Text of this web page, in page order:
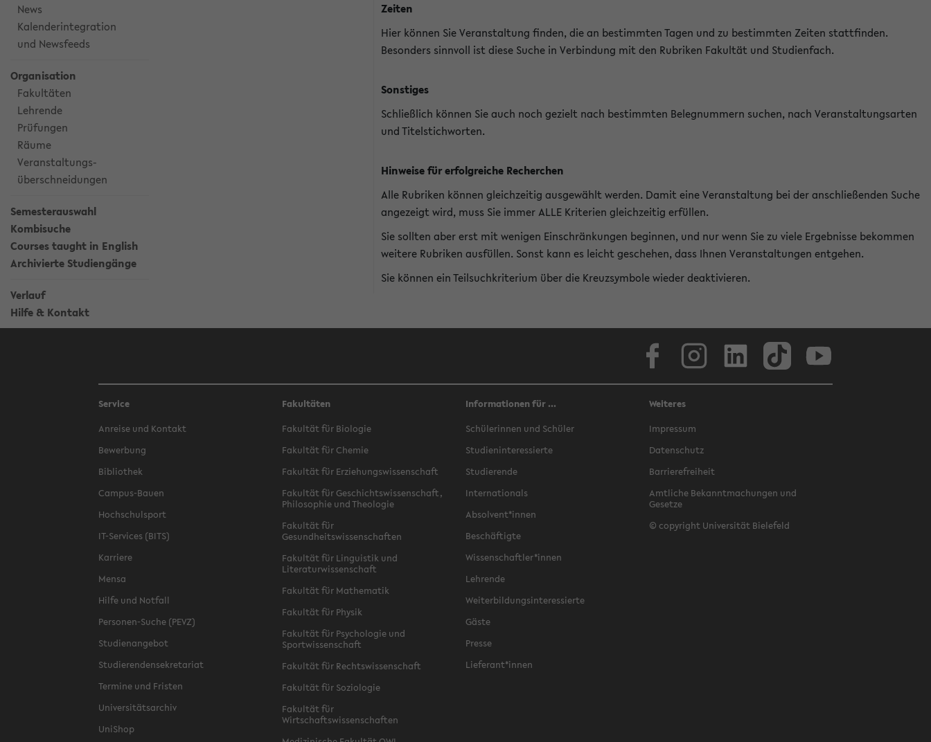
News
Kalenderintegration
und Newsfeeds
Organisation
Fakultäten
Lehrende
Prüfungen
Räume
Veranstaltungs-
überschneidungen
Semesterauswahl
Kombisuche
Courses taught in English
Archivierte Studiengänge
Verlauf
Hilfe & Kontakt
Zeiten
Hier können Sie Veranstaltung finden, die an bestimmten Tagen und zu bestimmten Zeiten stattfinden.
Besonders sinnvoll ist diese Suche in Verbindung mit den Rubriken Fakultät und Studienfach.
Sonstiges
Schließlich können Sie auch noch gezielt nach bestimmten Belegnummern suchen, nach Veranstaltungsarten
und Titelstichworten.
Hinweise für erfolgreiche Recherchen
Alle Rubriken können gleichzeitig ausgewählt werden. Damit eine Veranstaltung bei der anschließenden Suche
angezeigt wird, muss Sie immer ALLE Kriterien gleichzeitig erfüllen.
Sie sollten aber erst mit wenigen Einschränkungen beginnen, und nur wenn Sie zu viele Ergebnisse bekommen
weitere Rubriken ausfüllen. Sonst kann es leicht geschehen, dass Ihnen Veranstaltungen entgehen.
Sie können ein Teilsuchkriterium über die Kreuzsymbole wieder deaktivieren.
Service
Anreise und Kontakt
Bewerbung
Bibliothek
Campus-Bauen
Hochschulsport
IT-Services (BITS)
Karriere
Mensa
Hilfe und Notfall
Personen-Suche (PEVZ)
Studienangebot
Studierendensekretariat
Termine und Fristen
Universitätsarchiv
UniShop
Fakultäten
Fakultät für Biologie
Fakultät für Chemie
Fakultät für Erziehungswissenschaft
Fakultät für Geschichtswissenschaft,
Philosophie und Theologie
Fakultät für
Gesundheitswissenschaften
Fakultät für Linguistik und
Literaturwissenschaft
Fakultät für Mathematik
Fakultät für Physik
Fakultät für Psychologie und
Sportwissenschaft
Fakultät für Rechtswissenschaft
Fakultät für Soziologie
Fakultät für
Wirtschaftswissenschaften
Informationen für ...
Schülerinnen und Schüler
Studieninteressierte
Studierende
Internationals
Absolvent*innen
Beschäftigte
Wissenschaftler*innen
Lehrende
Weiterbildungsinteressierte
Gäste
Presse
Lieferant*innen
Weiteres
Impressum
Datenschutz
Barrierefreiheit
Amtliche Bekanntmachungen und
Gesetze
© copyright Universität Bielefeld